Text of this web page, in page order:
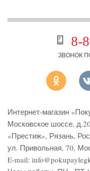
8-
ЗВОНОК
Интернет-магазин
Московское шоссе,
«Престиж», Рязань,
ул. Привольная, 70,
E-mail: